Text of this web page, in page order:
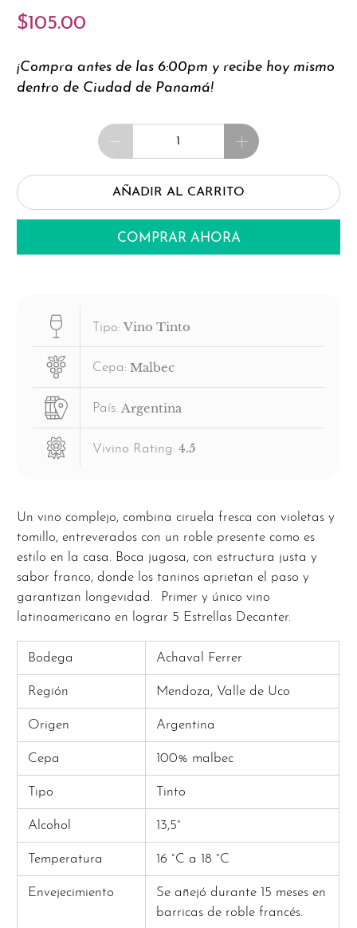
$105.00
¡Compra antes de las 6:00pm y recibe hoy mismo
dentro de Ciudad de Panamá!
Cantidad
AÑADIR AL CARRITO
COMPRAR AHORA
Tipo: Vino Tinto
Cepa: Malbec
País: Argentina
Vivino Rating: 4.5
Un vino complejo, combina ciruela fresca con violetas y
tomillo, entreverados con un roble presente como es
estilo en la casa. Boca jugosa, con estructura justa y
sabor franco, donde los taninos aprietan el paso y
garantizan longevidad. Primer y único vino
latinoamericano en lograr 5 Estrellas Decanter.
Bodega Achaval Ferrer
Región Mendoza, Valle de Uco
Origen Argentina
Cepa 100% malbec
Tipo Tinto
Alcohol 13,5°
Temperatura 16 °C a 18 °C
Envejecimiento
Se añejó durante 15 meses en
barricas de roble francés.